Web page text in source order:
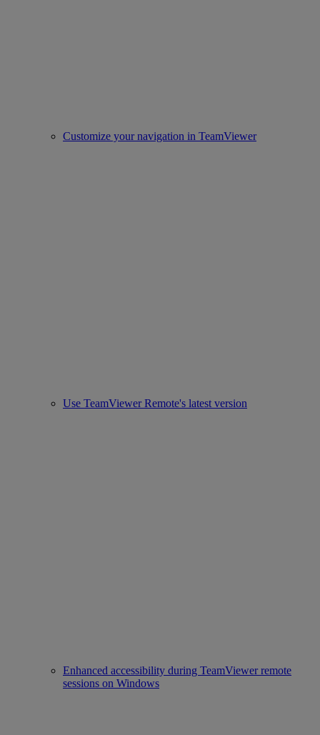
Customize your navigation in TeamViewer
Use TeamViewer Remote's latest version
Enhanced accessibility during TeamViewer remote
sessions on Windows